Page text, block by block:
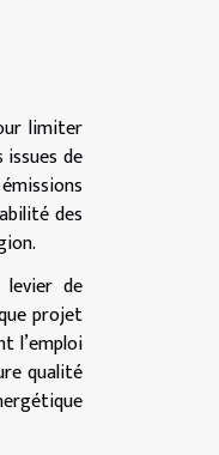
limiter
issues de
des
levier de
projet
l’emploi
qualité